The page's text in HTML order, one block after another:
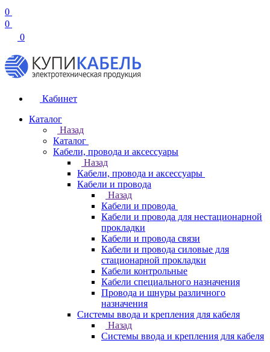
0
0
0
Кабинет
Каталог
Назад
Каталог
Кабели, провода и аксессуары
Назад
Кабели, провода и аксессуары
Кабели и провода
Назад
Кабели и провода
Кабели и провода для нестационарной
прокладки
Кабели и провода связи
Кабели и провода силовые для
стационарной прокладки
Кабели контрольные
Кабели специального назначения
Провода и шнуры различного
назначения
Системы ввода и крепления для кабеля
Назад
Системы ввода и крепления для кабеля